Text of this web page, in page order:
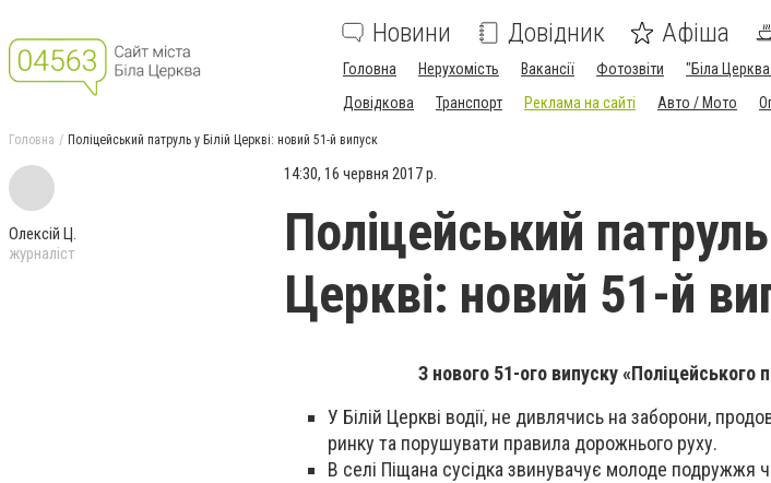
Новини Довідник Афіша
Головна Нерухомість Вакансії Фотозвіти "Біла
Довідкова
Транспорт Реклама на сайті Авто / Мото
Головна Поліцейський патруль у Білій Церкві: новий 51-й випуск
Олексій Ц.
журналіст
14:30, 16 червня 2017 р.
Поліцейський патруль
Церкві: новий 51-й
З нового 51-ого випуску «Поліцейського
У Білій Церкві водії, не дивлячись на заборони,
ринку та порушувати правила дорожнього руху.
В селі Піщана сусідка звинувачує молоде подружжя